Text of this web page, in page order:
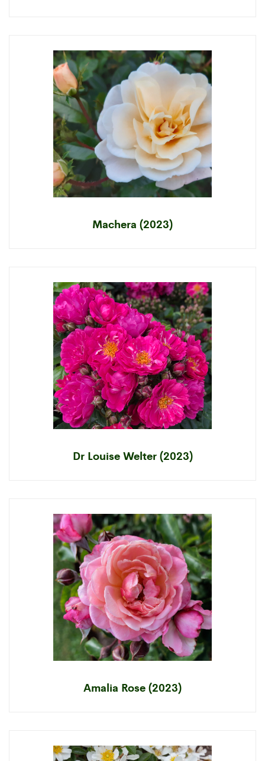
Machera (2023)
Dr Louise Welter (2023)
Amalia Rose (2023)